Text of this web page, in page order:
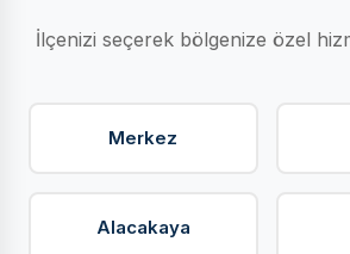
İlçenizi seçerek bölgenize özel
Merkez
Alacakaya